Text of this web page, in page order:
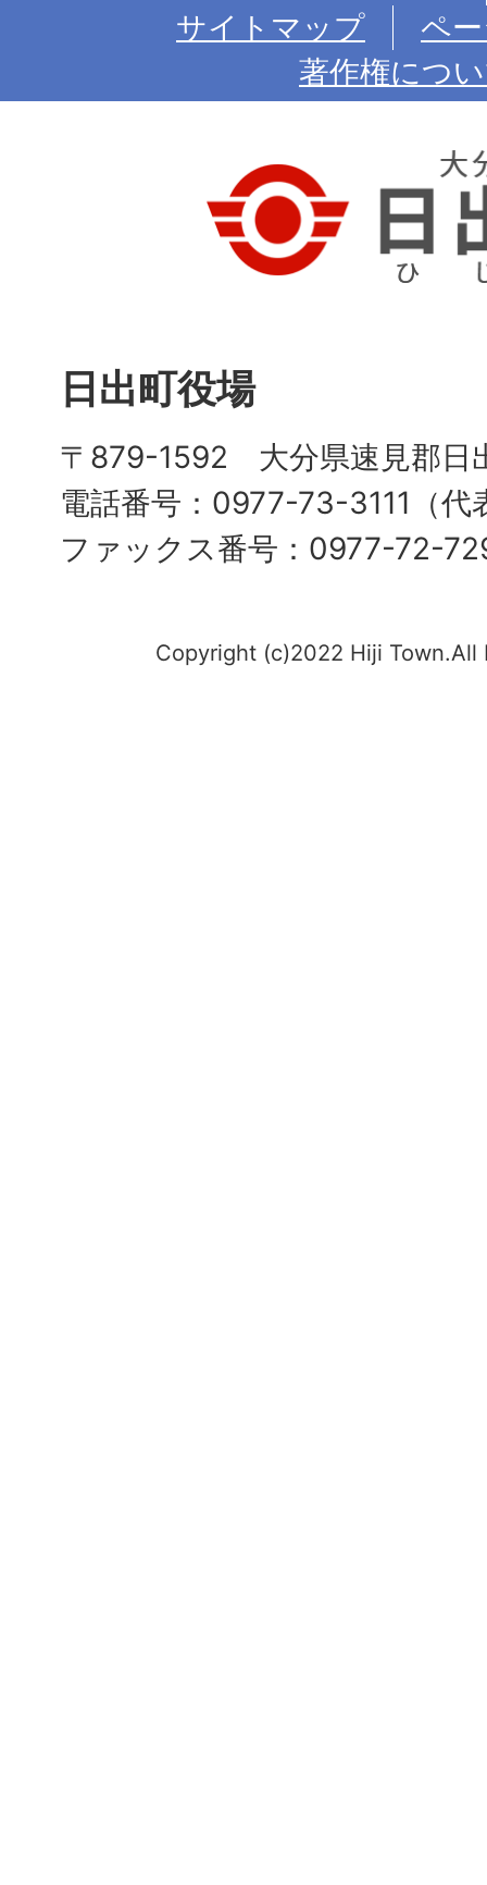
サイトマップ
ペ
著作権につ
日出町役場
〒879-1592 大分県速見郡日
電話番号：0977-73-3111（代
ファックス番号：0977-72-
Copyright (c)2022 Hiji Town.All